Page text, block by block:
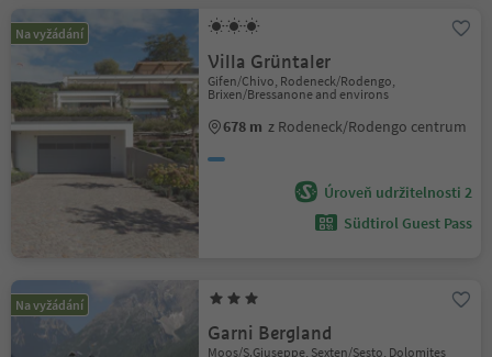
Na vyžádání
Villa Grüntaler
Gifen/Chivo, Rodeneck/Rodengo,
Brixen/Bressanone and environs
678 m z Rodeneck/Rodengo centrum
Úroveň udržitelnosti 2
Südtirol Guest Pass
Na vyžádání
Garni Bergland
Moos/S.Giuseppe, Sexten/Sesto, Dolomites